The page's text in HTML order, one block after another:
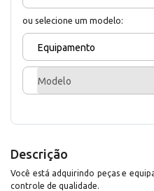
ou selecione um modelo:
Equipamento
Modelo
Descrição
Você está adquirindo peças e
controle de qualidade.